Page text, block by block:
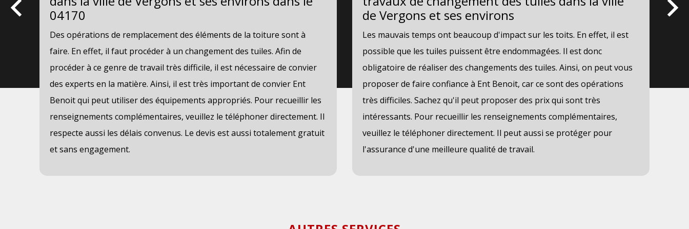
04170
Des opérations de remplacement des éléments de la toiture sont à
faire. En effet, il faut procéder à un changement des tuiles. Afin de
procéder à ce genre de travail très difficile, il est nécessaire de convier
des experts en la matière. Ainsi, il est très important de convier Ent
Benoit qui peut utiliser des équipements appropriés. Pour recueillir les
renseignements complémentaires, veuillez le téléphoner directement. Il
respecte aussi les délais convenus. Le devis est aussi totalement gratuit
et sans engagement.
de Vergons et ses environs
Les mauvais temps ont beaucoup d'impact sur les toits. En effet, il est
possible que les tuiles puissent être endommagées. Il est donc
obligatoire de réaliser des changements des tuiles. Ainsi, on peut vous
proposer de faire confiance à Ent Benoit, car ce sont des opérations
très difficiles. Sachez qu'il peut proposer des prix qui sont très
intéressants. Pour recueillir les renseignements complémentaires,
veuillez le téléphoner directement. Il peut aussi se protéger pour
l'assurance d'une meilleure qualité de travail.